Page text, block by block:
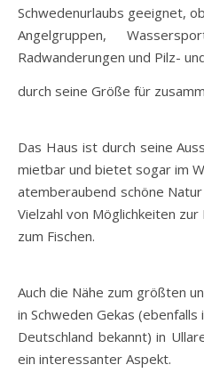
Schwedenurlaubs geeignet,
Angelgruppen,
Radwanderungen und Pilz-
durch seine Größe für
Das Haus ist durch seine
mietbar und bietet sogar im
atemberaubend schöne
Vielzahl von Möglichkeiten zur
zum Fischen.
Auch die Nähe zum größten
in Schweden Gekas (ebenfalls
Deutschland bekannt) in
ein interessanter Aspekt.